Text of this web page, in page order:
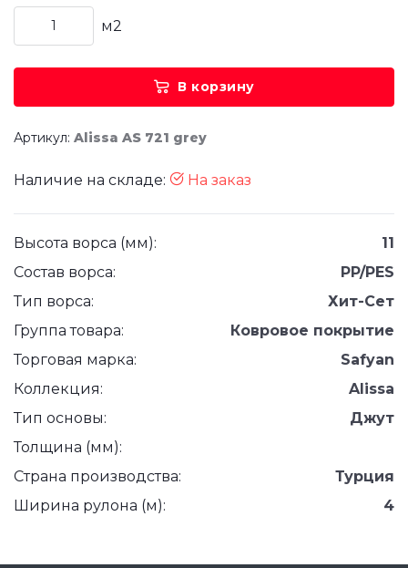
м2
В корзину
Артикул: Alissa AS 721 grey
Наличие на складе: На заказ
Высота ворса (мм):
11
Состав ворса:
PP/PES
Тип ворса:
Хит-Сет
Группа товара:
Ковровое покрытие
Торговая марка:
Safyan
Коллекция:
Alissa
Тип основы:
Джут
Толщина (мм):
Страна производства:
Турция
Ширина рулона (м):
4